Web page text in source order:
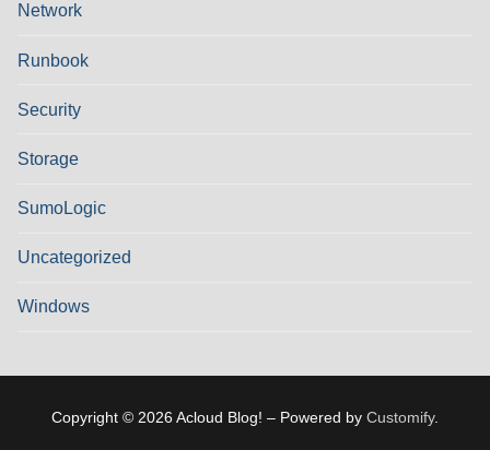
Network
Runbook
Security
Storage
SumoLogic
Uncategorized
Windows
Copyright © 2026 Acloud Blog! – Powered by Customify.